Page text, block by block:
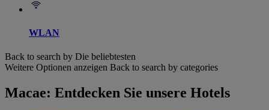
WLAN
Back to search by Die beliebtesten
Weitere Optionen anzeigen Back to search by categories
Macae: Entdecken Sie unsere Hotels